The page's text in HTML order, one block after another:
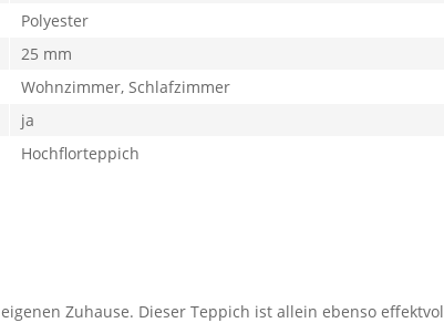
Zuhause. Dieser Teppich ist allein ebenso
Polyester
25 mm
Wohnzimmer, Schlafzimmer
ja
Hochflorteppich